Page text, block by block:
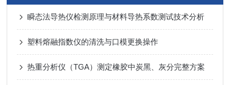
瞬态法导热仪检测原理与材料导热系数测试技术分析
塑料熔融指数仪的清洗与口模更换操作
热重分析仪（TGA）测定橡胶中炭黑、灰分完整方案